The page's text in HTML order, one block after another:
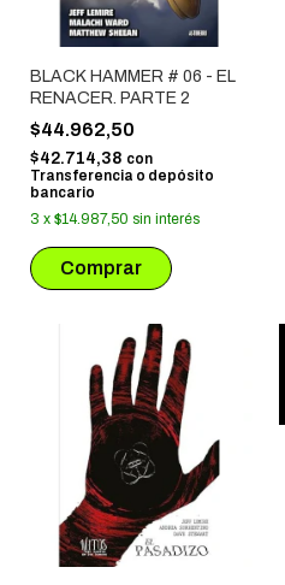
BLACK HAMMER # 06 - EL
RENACER. PARTE 2
$44.962,50
$42.714,38 con
Transferencia o depósito
bancario
3 x $14.987,50 sin interés